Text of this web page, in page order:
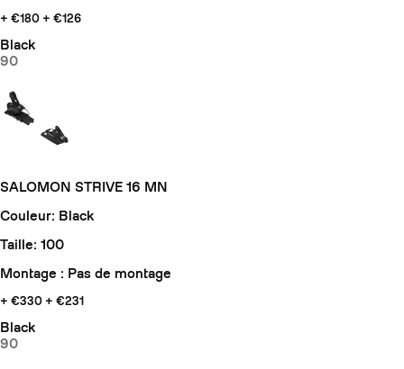
+ €180 + €126
Black
90
SALOMON STRIVE 16 MN
Couleur: Black
Taille: 100
Montage : Pas de montage
+ €330 + €231
Black
90